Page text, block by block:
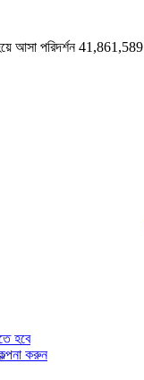
আসা পরিদর্শন41,861,589
হবে
করুন